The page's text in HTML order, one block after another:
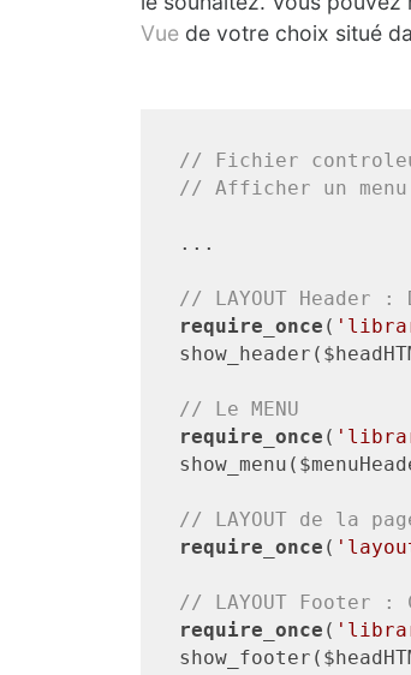
Vue de votre choix situé
// Fichier
// Afficher un menu
...
// LAYOUT Header
require_once (
// Le MENU
require_once (
// LAYOUT de la
require_once (
// LAYOUT Footer :
require_once (